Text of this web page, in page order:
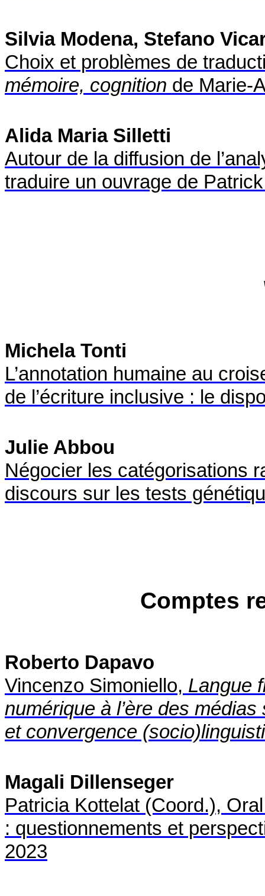
Silvia Modena, Stefano
Choix et problèmes de
mémoire, cognition de Marie-
Alida Maria Silletti
Autour de la diffusion de
traduire un ouvrage de
Michela Tonti
L’annotation humaine au
de l’écriture inclusive : le
Julie Abbou
Négocier les catégorisations
discours sur les tests
Comptes
Roberto Dapavo
Vincenzo Simoniello, Langue
numérique à l’ère des
et convergence
Magali Dillenseger
Patricia Kottelat (Coord.),
: questionnements et
2023